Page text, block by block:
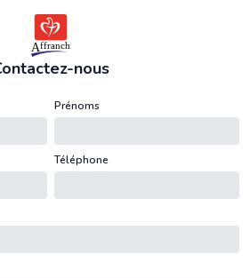
nous
Prénoms
Téléphone